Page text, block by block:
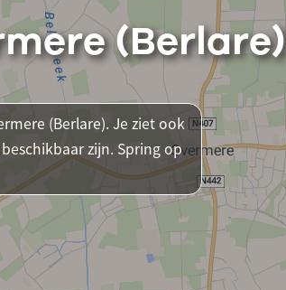
(Berlare)
(Berlare). Je ziet ook
zijn. Spring op